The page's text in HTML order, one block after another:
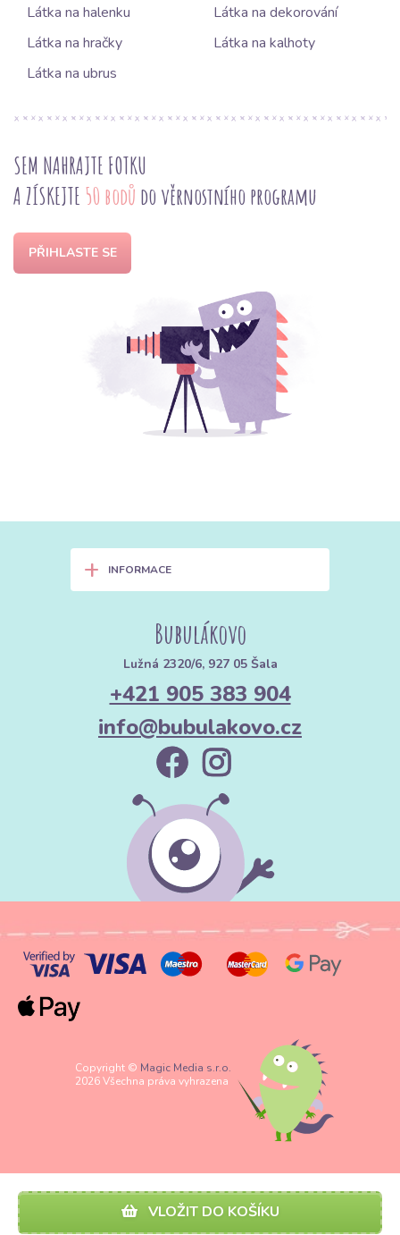
VLOŽIT DO KOŠÍKU
Látka na halenku
Látka na dekorování
Látka na hračky
Látka na kalhoty
Látka na ubrus
SEM NAHRAJTE FOTKU
A ZÍSKEJTE 50 bodů do věrnostního programu
PŘIHLASTE SE
+ INFORMACE
Bubulákovo
Lužná 2320/6, 927 05 Šala
+421 905 383 904
info@bubulakovo.cz
Copyright © Magic Media s.r.o.
2026 Všechna práva vyhrazena